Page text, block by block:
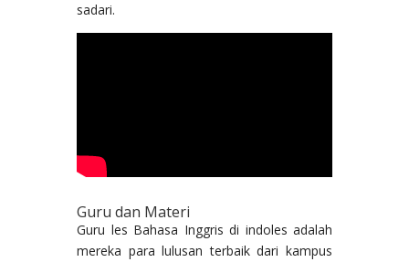
sadari.
Guru dan Materi
Guru les Bahasa Inggris di indoles adalah
mereka para lulusan terbaik dari kampus